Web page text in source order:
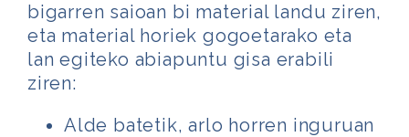
bigarren saioan bi material landu ziren,
eta material horiek gogoetarako eta
lan egiteko abiapuntu gisa erabili
ziren:
Alde batetik, arlo horren inguruan